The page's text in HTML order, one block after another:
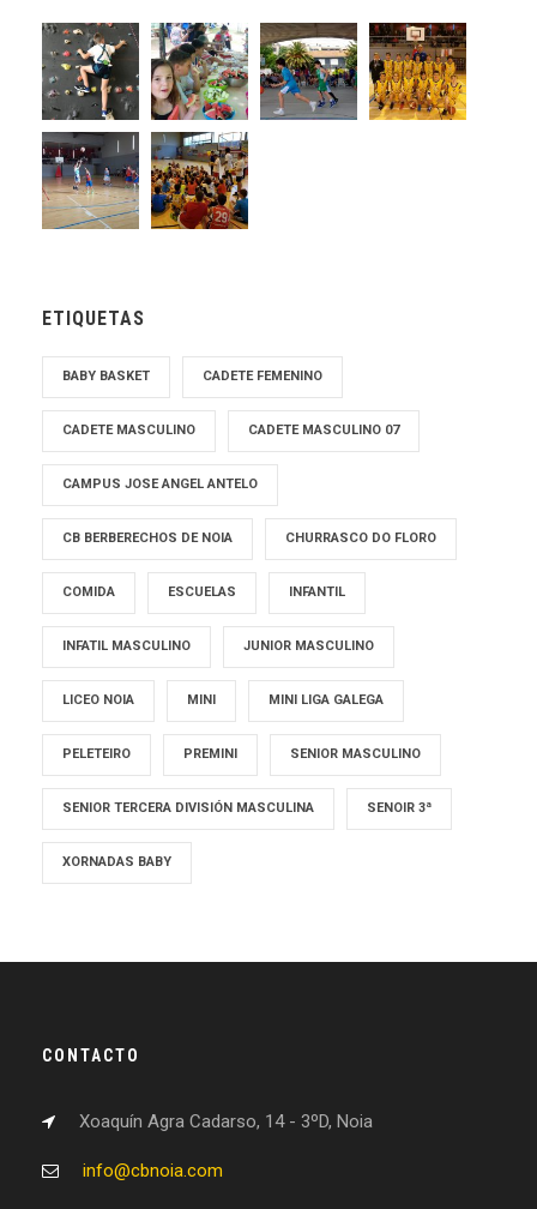
ETIQUETAS
BABY BASKET CADETE FEMENINO
CADETE MASCULINO CADETE MASCULINO 07
CAMPUS JOSE ANGEL ANTELO
CB BERBERECHOS DE NOIA CHURRASCO DO FLORO
COMIDA ESCUELAS INFANTIL
INFATIL MASCULINO JUNIOR MASCULINO
LICEO NOIA MINI MINI LIGA GALEGA
PELETEIRO PREMINI SENIOR MASCULINO
SENIOR TERCERA DIVISIÓN MASCULINA SENOIR 3ª
XORNADAS BABY
CONTACTO
Xoaquín Agra Cadarso, 14 - 3ºD, Noia
info@cbnoia.com